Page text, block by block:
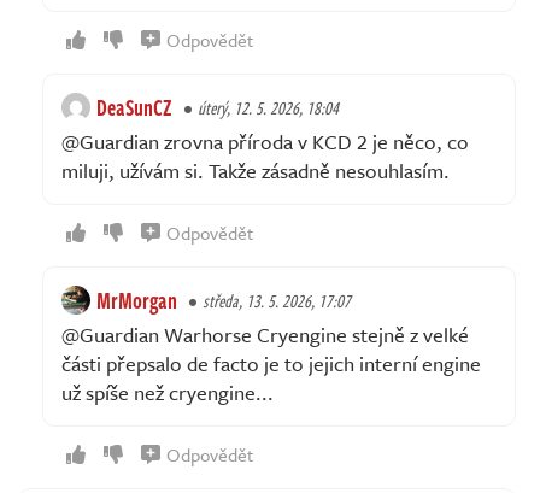
Odpovědět
DeaSunCZ úterý, 12. 5. 2026, 18:04
@Guardian zrovna příroda v KCD 2 je něco, co
miluji, užívám si. Takže zásadně nesouhlasím.
Odpovědět
MrMorgan středa, 13. 5. 2026, 17:07
@Guardian Warhorse Cryengine stejně z velké
části přepsalo de facto je to jejich interní engine
už spíše než cryengine...
Odpovědět